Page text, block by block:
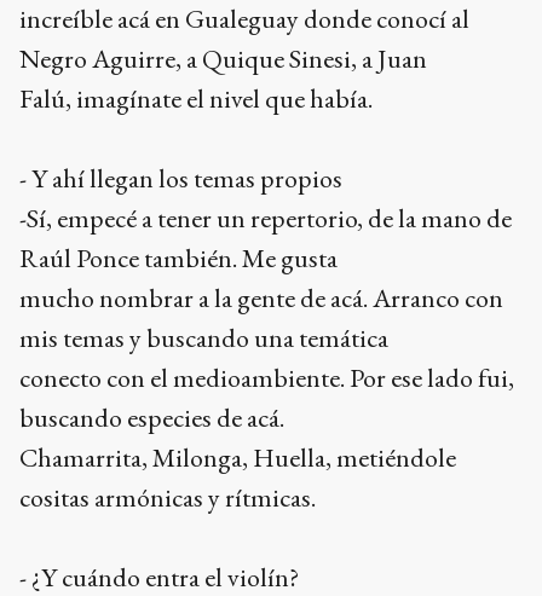
increíble acá en Gualeguay donde conocí al
Negro Aguirre, a Quique Sinesi, a Juan
Falú, imagínate el nivel que había.
- Y ahí llegan los temas propios
-Sí, empecé a tener un repertorio, de la mano de
Raúl Ponce también. Me gusta
mucho nombrar a la gente de acá. Arranco con
mis temas y buscando una temática
conecto con el medioambiente. Por ese lado fui,
buscando especies de acá.
Chamarrita, Milonga, Huella, metiéndole
cositas armónicas y rítmicas.
- ¿Y cuándo entra el violín?